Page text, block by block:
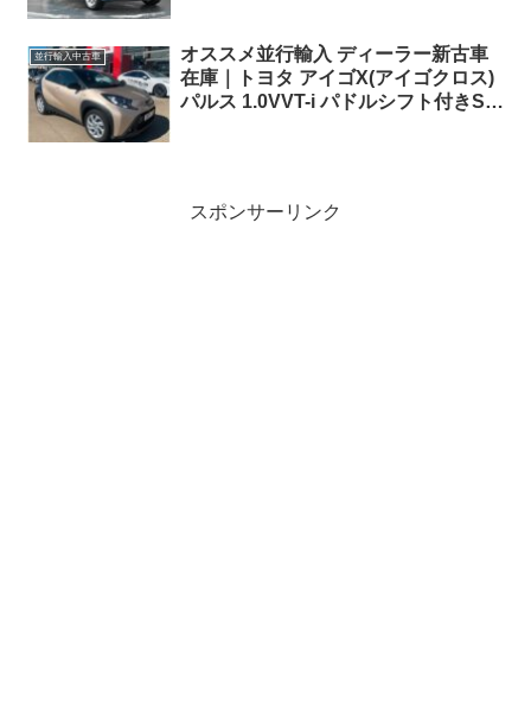
並行輸入中古車
オススメ並行輸入 ディーラー新古車
在庫｜トヨタ アイゴX(アイゴクロス)
パルス 1.0VVT-i パドルシフト付きS-
スポンサーリンク